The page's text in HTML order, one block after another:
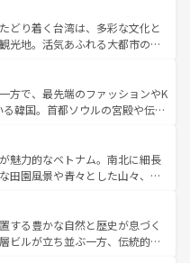
新着のアメリカ
照してほしい。
る人々を迎えてくれるハワイの
ードやハワイアンミュージッ
ど、すべてがハワイの魅力を彩
ハワイ情報
てほしい。
そびえるウルル（エアーズロッ
原生林やケアンズの熱帯雨林な
また、カフェやワイン、オージ
実しており、サーフィンやダイ
アウトドア好きにはたまらな
な魅力を存分に味わいつくそ
どり着く台湾は、多彩な文化と
光地。活気あふれる大都市の台
ある台湾東部など、都市の喧騒
おり、訪れる人に新しい発見と
また、奥深い台湾の食文化も魅
ツなど、バラエティ豊かな料理
新着の台湾情報は コンテンツ一覧を参
方で、最先端のファッションやK
韓国。首都ソウルの宮殿や伝統
季折々の自然美を楽しむことが
焼肉、絶品のストリートフード
が待っている。夜には、韓国な
国の多彩な魅力を心ゆくまで味
てほしい。 なお、新着の韓国情報はコンテンツ一
魅力的なベトナム。南北に細長
田園風景や青々とした山々、世
づく。ハノイの古い町並みやホ
時代の建物も、独特の雰囲気を
ラエティの豊かさとおいしさで
する豊かな自然と歴史が息づく
ビルが立ち並ぶ一方、伝統的な